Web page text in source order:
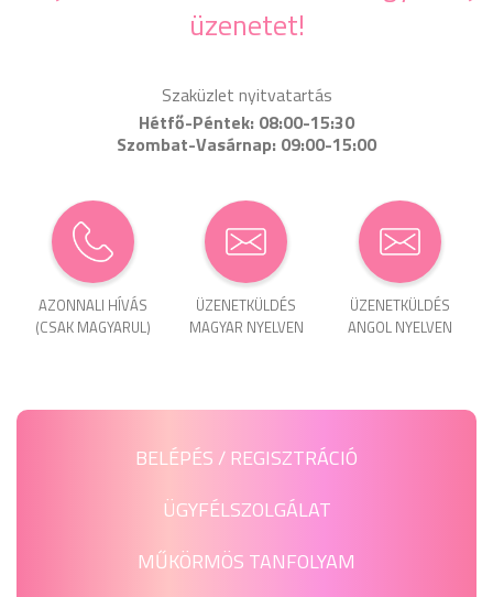
üzenetet!
Szaküzlet nyitvatartás
Hétfő-Péntek: 08:00-15:30
Szombat-Vasárnap: 09:00-15:00
AZONNALI HÍVÁS
(CSAK MAGYARUL)
ÜZENET­KÜLDÉS
MAGYAR NYELVEN
ÜZENET­KÜLDÉS
ANGOL NYELVEN
BELÉPÉS / REGISZTRÁCIÓ
ÜGYFÉLSZOLGÁLAT
MŰKÖRMÖS TANFOLYAM